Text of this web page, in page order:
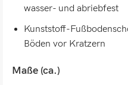
wasser- und abriebfest
Kunststoff-
Böden vor Kratzern
Maße (ca.)